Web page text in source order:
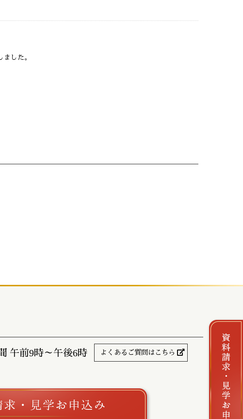
した。
午前9時～午後6時 よくあるご質問はこちら